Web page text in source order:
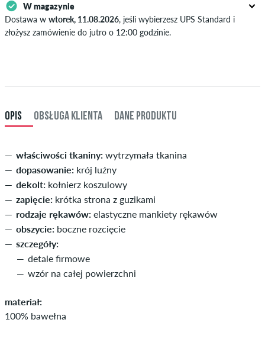
L 50/52 100-106 87-93 100-106
XL 107-113
XXXL 60 121-127 108-114 121-127
W magazynie
Dostawa w wtorek, 11.08.2026, jeśli wybierzesz UPS Standard i
złożysz zamówienie do jutro o 12:00 godzinie.
OPIS OBSŁUGA KLIENTA DANE PRODUKTU
właściwości tkaniny: wytrzymała tkanina
dopasowanie: krój luźny
dekolt: kołnierz koszulowy
zapięcie: krótka strona z guzikami
rodzaje rękawów: elastyczne mankiety rękawów
obszycie: boczne rozcięcie
szczegóły:
detale firmowe
wzór na całej powierzchni
materiał:
100% bawełna